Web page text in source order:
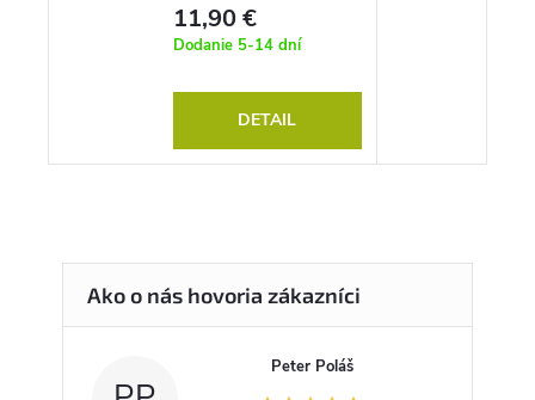
11,90 €
Dodanie 5-14 dní
DETAIL
Peter Poláš